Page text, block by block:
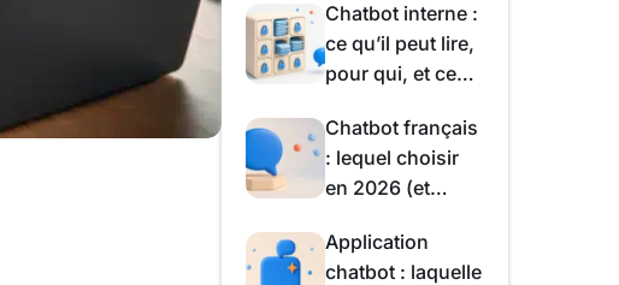
vraiment à vos
pages
Chatbot interne :
ce qu’il peut lire,
pour qui, et ce
Chatbot français
: lequel choisir
en 2026 (et
sont pas)
Application
chatbot : laquelle